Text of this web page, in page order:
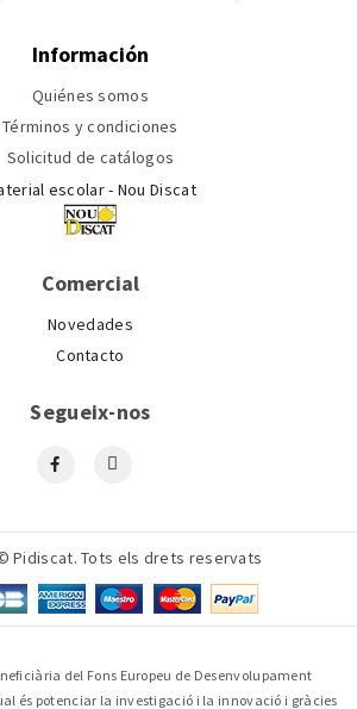
Información
Quiénes somos
Términos y condiciones
Solicitud de catálogos
escolar - Nou Discat
Comercial
Novedades
Contacto
Segueix-nos
Pidiscat. Tots els drets reservats
del Fons Europeu de Desenvolupament
és potenciar la investigació i la innovació i gràcies